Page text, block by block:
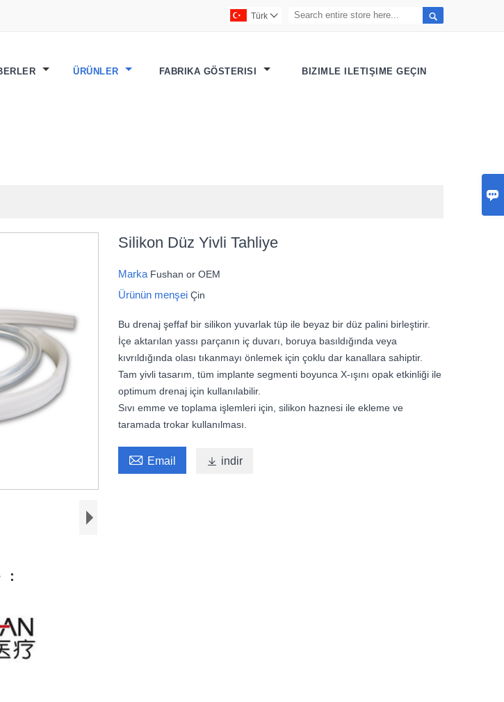


Türk 
ÜRÜNLER FABRIKA GÖSTERISI BIZIMLE ILETIŞIME GEÇIN
Silikon Düz Yivli Tahliye
Marka Fushan or OEM
Ürünün menşeiÇin
Bu drenaj şeffaf bir silikon yuvarlak tüp ile beyaz bir düz palini birleştirir.
İçe aktarılan yassı parçanın iç duvarı, boruya basıldığında veya
kıvrıldığında olası tıkanmayı önlemek için çoklu dar kanallara sahiptir.
Tam yivli tasarım, tüm implante segmenti boyunca X-ışını opak etkinliği ile
optimum drenaj için kullanılabilir.
Sıvı emme ve toplama işlemleri için, silikon haznesi ile ekleme ve
taramada trokar kullanılması.
 Email  indir